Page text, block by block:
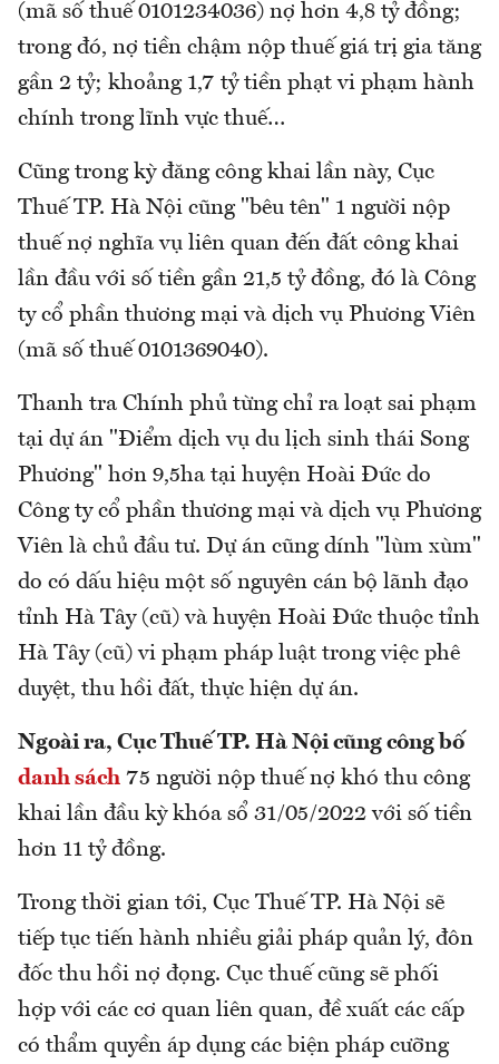
(mã số thuế 0101234036) nợ hơn 4,8 tỷ đồng;
trong đó, nợ tiền chậm nộp thuế giá trị gia tăng
gần 2 tỷ; khoảng 1,7 tỷ tiền phạt vi phạm hành
chính trong lĩnh vực thuế…
Cũng trong kỳ đăng công khai lần này, Cục
Thuế TP. Hà Nội cũng "bêu tên" 1 người nộp
thuế nợ nghĩa vụ liên quan đến đất công khai
lần đầu với số tiền gần 21,5 tỷ đồng, đó là Công
ty cổ phần thương mại và dịch vụ Phương Viên
(mã số thuế 0101369040).
Thanh tra Chính phủ từng chỉ ra loạt sai phạm
tại dự án "Điểm dịch vụ du lịch sinh thái Song
Phương" hơn 9,5ha tại huyện Hoài Đức do
Công ty cổ phần thương mại và dịch vụ Phương
Viên là chủ đầu tư. Dự án cũng dính "lùm xùm"
do có dấu hiệu một số nguyên cán bộ lãnh đạo
tỉnh Hà Tây (cũ) và huyện Hoài Đức thuộc tỉnh
Hà Tây (cũ) vi phạm pháp luật trong việc phê
duyệt, thu hồi đất, thực hiện dự án.
Ngoài ra, Cục Thuế TP. Hà Nội cũng công bố
danh sách 75 người nộp thuế nợ khó thu công
khai lần đầu kỳ khóa sổ 31/05/2022 với số tiền
hơn 11 tỷ đồng.
Trong thời gian tới, Cục Thuế TP. Hà Nội sẽ
tiếp tục tiến hành nhiều giải pháp quản lý, đôn
đốc thu hồi nợ đọng. Cục thuế cũng sẽ phối
hợp với các cơ quan liên quan, đề xuất các cấp
có thẩm quyền áp dụng các biện pháp cưỡng